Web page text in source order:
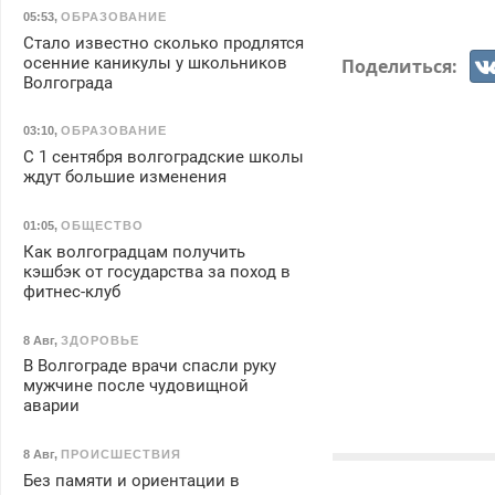
Поделиться:
05:53, ОБРАЗОВАНИЕ
Стало известно сколько продлятся
осенние каникулы у школьников
Волгограда
03:10, ОБРАЗОВАНИЕ
С 1 сентября волгоградские школы
ждут большие изменения
01:05, ОБЩЕСТВО
Как волгоградцам получить
кэшбэк от государства за поход в
фитнес-клуб
8 Авг, ЗДОРОВЬЕ
В Волгограде врачи спасли руку
мужчине после чудовищной
аварии
8 Авг, ПРОИСШЕСТВИЯ
Без памяти и ориентации в